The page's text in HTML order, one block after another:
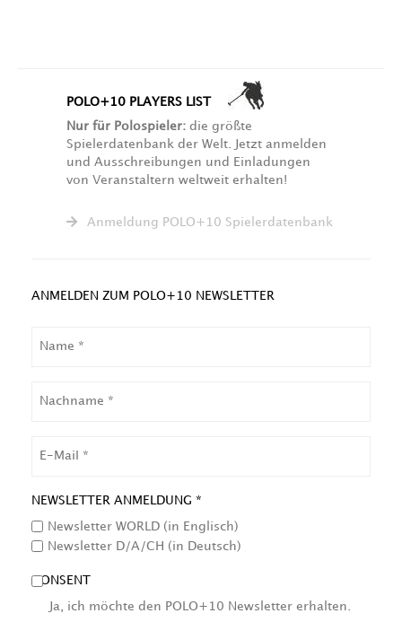
POLO+10 PLAYERS LIST
Nur für Polospieler: die größte
Spielerdatenbank der Welt. Jetzt anmelden
und Ausschreibungen und Einladungen
von Veranstaltern weltweit erhalten!
Anmeldung POLO+10 Spielerdatenbank
ANMELDEN ZUM POLO+10 NEWSLETTER
NEWSLETTER ANMELDUNG *
Newsletter WORLD (in Englisch)
Newsletter D/A/CH (in Deutsch)
CONSENT
Ja, ich möchte den POLO+10 Newsletter erhalten.